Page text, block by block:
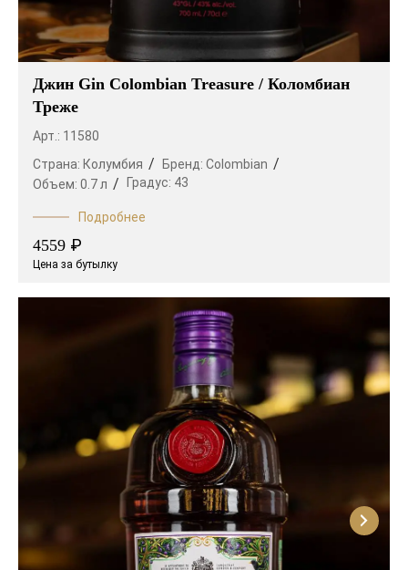
Джин Gin Colombian Treasure / Коломбиан
Треже
Арт.: 11580
Страна: Колумбия Бренд: Colombian
Объем: 0.7 л Градус: 43
Подробнее
4559 ₽
Цена за бутылку